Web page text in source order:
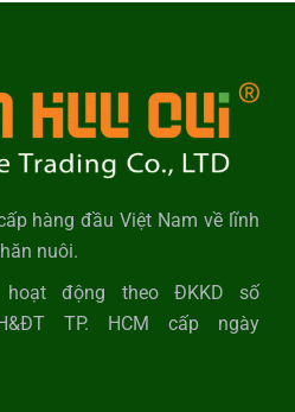
hàng đầu Việt Nam về lĩnh
nuôi.
động theo ĐKKD số
TP. HCM cấp ngày